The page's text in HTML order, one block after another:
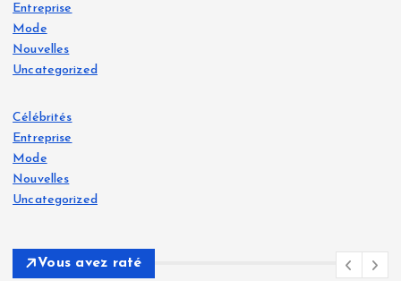
Entreprise
Mode
Nouvelles
Uncategorized
Célébrités
Entreprise
Mode
Nouvelles
Uncategorized
Vous avez raté